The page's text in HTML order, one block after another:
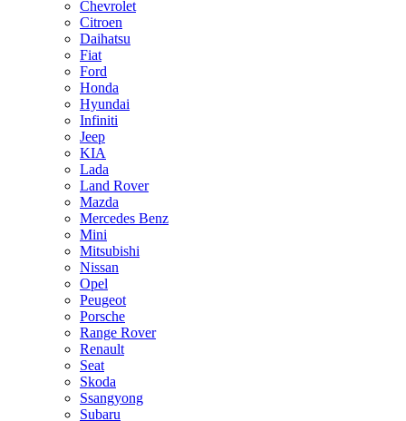
Chevrolet
Citroen
Daihatsu
Fiat
Ford
Honda
Hyundai
Infiniti
Jeep
KIA
Lada
Land Rover
Mazda
Mercedes Benz
Mini
Mitsubishi
Nissan
Opel
Peugeot
Porsche
Range Rover
Renault
Seat
Skoda
Ssangyong
Subaru